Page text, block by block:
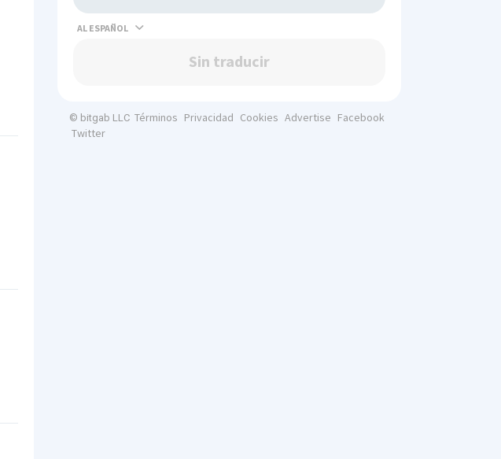
AL
Sin traducir
© bitgab LLC Términos Privacidad Cookies Advertise Facebook
Twitter